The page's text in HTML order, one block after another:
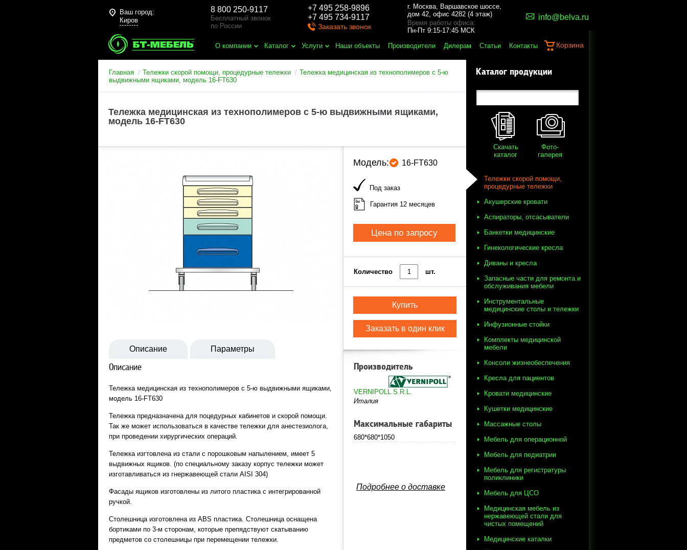
Ваш город:
Киров
8 800 250-9117
Бесплатный звонок
по России
+7 495 258-9896
+7 495 734-9117
Заказать звонок
г. Москва, Варшавское шоссе,
дом 42, офис 4282 (4 этаж)
Время работы офиса:
Пн-Пт 9:15-17:45 МСК
info@belva.ru
О компании Каталог Услуги Наши объекты Производители Дилерам Статьи Контакты Корзина
Главная Тележки скорой помощи, процедурные тележки
Тележка медицинская из технополимеров с 5-ю
выдвижными ящиками, модель 16-FT630
Тележка медицинская из технополимеров с 5-ю выдвижными ящиками,
модель 16-FT630
Описание Параметры
Описание
Тележка медицинская из технополимеров с 5-ю выдвижными ящиками,
модель 16-FT630
Тележка предназначена для поцедурных кабинетов и скорой помощи.
Так же может использоваться в качестве тележки для анестезиолога,
при проведении хирургических операций.
Тележка изгтовлена из стали с порошковым напылением, имеет 5
выдвижных ящиков. (по специальному заказу корпус тележки может
изготавливаться из гнержавеющей стали AISI 304)
Фасады ящиков изготовлены из литого пластика с интегрированной
ручкой.
Столешница изготовлена из ABS пластика. Столешница оснащена
бортиками по 3-м сторонам, которые препядствуют скатыванию
предметов со столешницы при перемещении тележки.
Модель: 16-FT630
Под заказ
Гарантия 12 месяцев
Цена по запросу
Количество шт.
Купить
Заказать в один клик
Производитель
VERNIPOLL S.R.L.
Италия
Максимальные габариты
680*680*1050
Подробнее о доставке
Каталог продукции
Скачать
каталог
Фото-
галерея
Тележки скорой помощи,
процедурные тележки
Акушерские кровати
Аспираторы, отсасыватели
Банкетки медицинские
Гинекологические кресла
Диваны и кресла
Запасные части для ремонта и
обслуживания мебели
Инструментальные
медицинские столы и тележки
Инфузионные стойки
Комплекты медицинской
мебели
Консоли жизнеобеспечения
Кресла для пациентов
Кровати медицинские
Кушетки медицинские
Массажные столы
Мебель для операционной
Мебель для педиатрии
Мебель для регистратуры
поликлиники
Мебель для ЦСО
Медицинская мебель из
нержавеющей стали для
чистых помещений
Медицинские каталки